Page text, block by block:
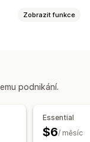
Zobrazit funkce
podnikání.
Essential
$6/ měsíc